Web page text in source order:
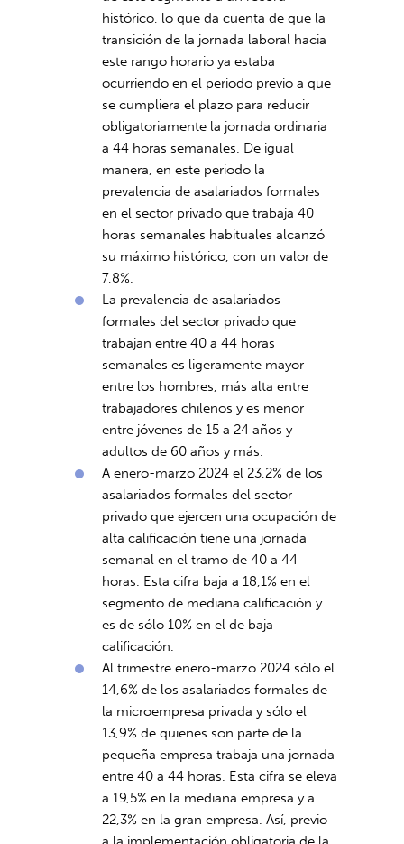
histórico, lo que da cuenta de que la
transición de la jornada laboral hacia
este rango horario ya estaba
ocurriendo en el periodo previo a que
se cumpliera el plazo para reducir
obligatoriamente la jornada ordinaria
a 44 horas semanales. De igual
manera, en este periodo la
prevalencia de asalariados formales
en el sector privado que trabaja 40
horas semanales habituales alcanzó
su máximo histórico, con un valor de
7,8%.
La prevalencia de asalariados
formales del sector privado que
trabajan entre 40 a 44 horas
semanales es ligeramente mayor
entre los hombres, más alta entre
trabajadores chilenos y es menor
entre jóvenes de 15 a 24 años y
adultos de 60 años y más.
A enero-marzo 2024 el 23,2% de los
asalariados formales del sector
privado que ejercen una ocupación de
alta calificación tiene una jornada
semanal en el tramo de 40 a 44
horas. Esta cifra baja a 18,1% en el
segmento de mediana calificación y
es de sólo 10% en el de baja
calificación.
Al trimestre enero-marzo 2024 sólo el
14,6% de los asalariados formales de
la microempresa privada y sólo el
13,9% de quienes son parte de la
pequeña empresa trabaja una jornada
entre 40 a 44 horas. Esta cifra se eleva
a 19,5% en la mediana empresa y a
22,3% en la gran empresa. Así, previo